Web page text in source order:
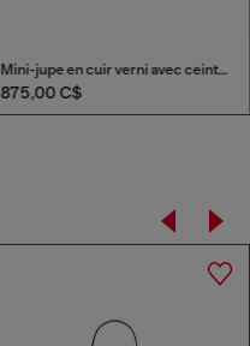
Mini-jupe en cuir verni avec ceinture
875,00 C$